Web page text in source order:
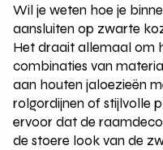
Wil je weten hoe je
aansluiten op zwarte
Het draait allemaal om
combinaties van
aan houten jaloezieën
rolgordijnen of stijlvolle
ervoor dat de
de stoere look van de